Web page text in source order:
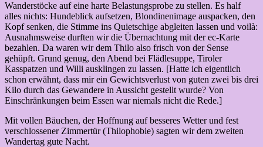
Wanderstöcke auf eine harte Belastungsprobe zu stellen. Es half
alles nichts: Hundeblick aufsetzen, Blondinenimage auspacken, den
Kopf senken, die Stimme ins Quietschige abgleiten lassen und voilà:
Ausnahmsweise durften wir die Übernachtung mit der ec-Karte
bezahlen. Da waren wir dem Thilo also frisch von der Sense
gehüpft. Grund genug, den Abend bei Flädlesuppe, Tiroler
Kasspatzen und Willi ausklingen zu lassen. [Hatte ich eigentlich
schon erwähnt, dass mir ein Gewichtsverlust von guten zwei bis drei
Kilo durch das Gewandere in Aussicht gestellt wurde? Von
Einschränkungen beim Essen war niemals nicht die Rede.]
Mit vollen Bäuchen, der Hoffnung auf besseres Wetter und fest
verschlossener Zimmertür (Thilophobie) sagten wir dem zweiten
Wandertag gute Nacht.